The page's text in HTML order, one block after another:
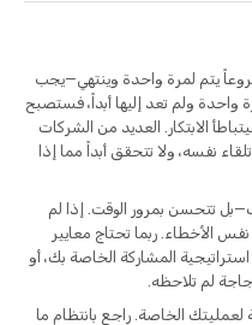
يتم لمرة واحدة وينتهي—يجب
ولم تعد إليها أبداً، فستصبح
الابتكار. العديد من الشركات
نفسه، ولا تتحقق أبداً مما إذا
تتحسن بمرور الوقت. إذا لم
الأخطاء. ربما تحتاج معايير
المشاركة الخاصة بك، أو
لم تلاحظه.
الخاصة. راجع بانتظام ما